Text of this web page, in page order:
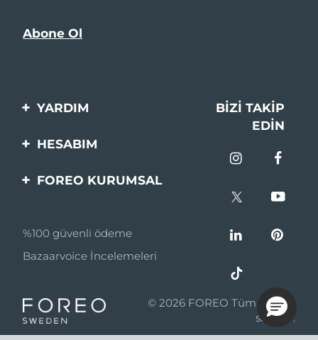
YARDIM
Bi̇zi̇mle İleti̇şi̇me Geçi̇n
BIZI TAKIP
EDIN
HESABIM
Ürün Kaydı
FOREO KURUMSAL
Ortaklik Programi
Ortaklık haberleri
Perakende Satış
Ortakları
%100 güvenli ödeme
Bazaarvoice İncelemeleri
© 2026 FOREO Tüm hakları
saklıdır.